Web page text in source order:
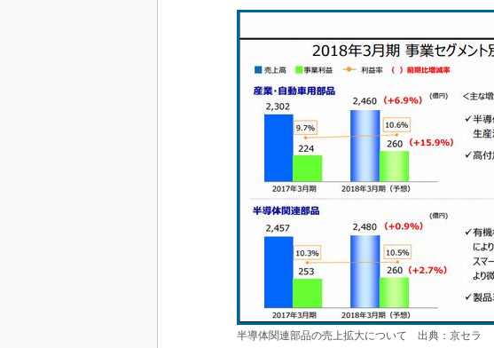
半導体関連部品の売上拡大について 出典：京セラ